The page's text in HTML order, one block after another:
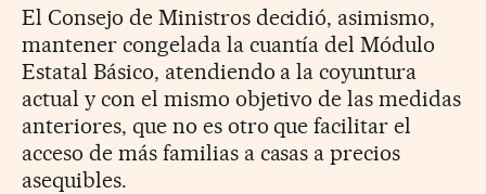
El Consejo de Ministros decidió, asimismo,
mantener congelada la cuantía del Módulo
Estatal Básico, atendiendo a la coyuntura
actual y con el mismo objetivo de las medidas
anteriores, que no es otro que facilitar el
acceso de más familias a casas a precios
asequibles.